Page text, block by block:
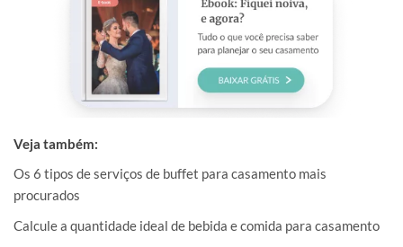
Veja também:
Os 6 tipos de serviços de buffet para casamento mais
procurados
Calcule a quantidade ideal de bebida e comida para casamento